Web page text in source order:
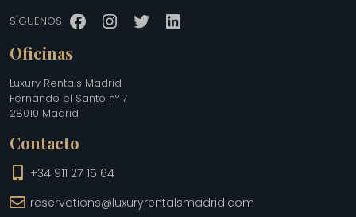
SÍGUENOS Facebook
Instagram
TwitterLinkedIn
Oficinas
Luxury Rentals Madrid
Fernando el Santo nº 7
28010 Madrid
Contacto
+34 911 27 15 64
reservations@luxuryrentalsmadrid.com